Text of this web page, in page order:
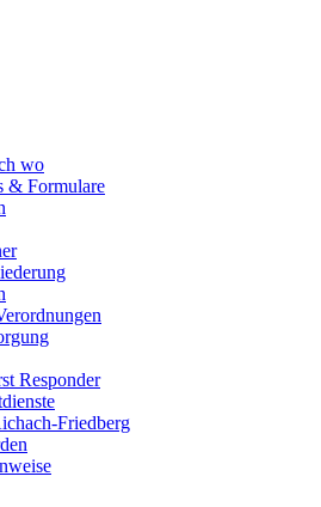
wo
& Formulare
Responder
Friedberg